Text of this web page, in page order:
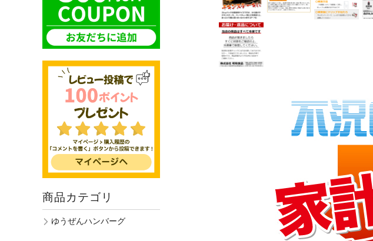
商品カテゴリ
ゆうぜんハンバーグ